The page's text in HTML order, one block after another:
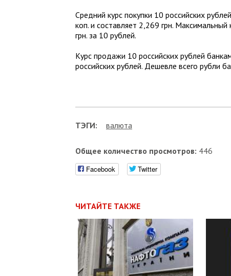
Средний курс покупки 10 российских
коп. и составляет 2,269 грн.
грн. за 10 рублей.
Курс продажи 10 российских рублей
российских рублей. Дешевле всего рубли
ТЭГИ: валюта
Общее количество просмотров: 446
Facebook Twitter
ЧИТАЙТЕ ТАКЖЕ